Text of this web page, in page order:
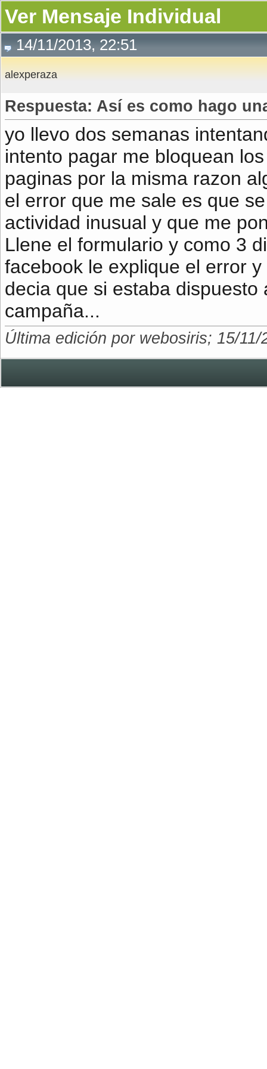
Ver Mensaje Individual
14/11/2013, 22:51
alexperaza
Respuesta: Así es como hago
yo llevo dos semanas
intento pagar me bloquean
paginas por la misma razon
el error que me sale es que
actividad inusual y que me
Llene el formulario y como 3
facebook le explique el error
decia que si estaba
campaña...
Última edición por webosiris; 15/